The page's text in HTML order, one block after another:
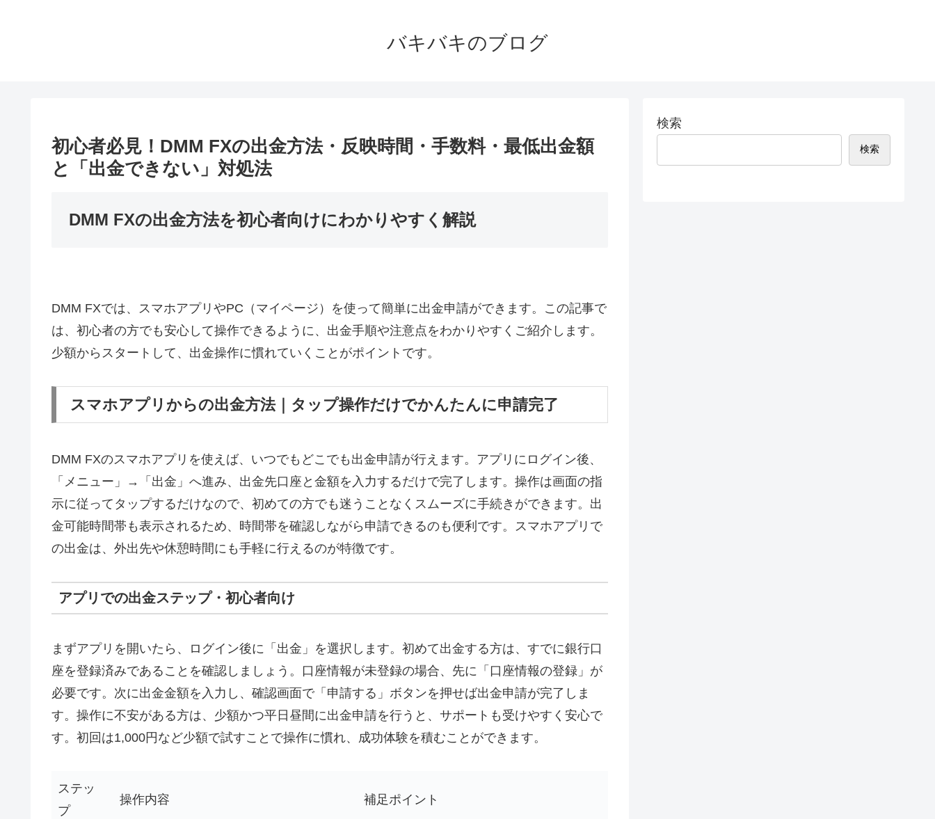
バキバキのブログ
初心者必見！DMM FXの出金方法・反映時間・手数料・最低出金額
と「出金できない」対処法
DMM FXの出金方法を初心者向けにわかりやすく解説
DMM FXでは、スマホアプリやPC（マイページ）を使って簡単に出金申請ができます。この記事で
は、初心者の方でも安心して操作できるように、出金手順や注意点をわかりやすくご紹介します。
少額からスタートして、出金操作に慣れていくことがポイントです。
スマホアプリからの出金方法｜タップ操作だけでかんたんに申請完了
DMM FXのスマホアプリを使えば、いつでもどこでも出金申請が行えます。アプリにログイン後、
「メニュー」→「出金」へ進み、出金先口座と金額を入力するだけで完了します。操作は画面の指
示に従ってタップするだけなので、初めての方でも迷うことなくスムーズに手続きができます。出
金可能時間帯も表示されるため、時間帯を確認しながら申請できるのも便利です。スマホアプリで
の出金は、外出先や休憩時間にも手軽に行えるのが特徴です。
アプリでの出金ステップ・初心者向け
まずアプリを開いたら、ログイン後に「出金」を選択します。初めて出金する方は、すでに銀行口
座を登録済みであることを確認しましょう。口座情報が未登録の場合、先に「口座情報の登録」が
必要です。次に出金金額を入力し、確認画面で「申請する」ボタンを押せば出金申請が完了しま
す。操作に不安がある方は、少額かつ平日昼間に出金申請を行うと、サポートも受けやすく安心で
す。初回は1,000円など少額で試すことで操作に慣れ、成功体験を積むことができます。
ステッ
プ
操作内容 補足ポイント
検索
検索